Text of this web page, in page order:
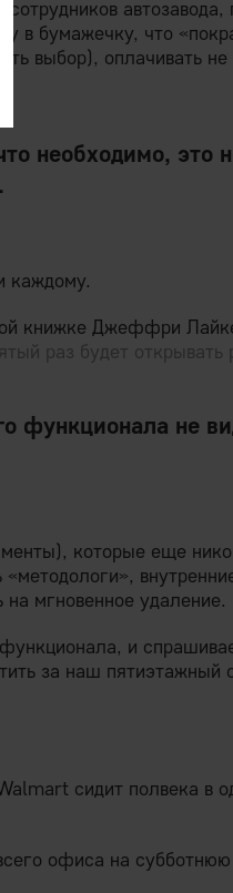
сотрудников
в бумажечку, что
выбор), оплачивать не
необходимо, это
каждому.
книжке Джеффри
раз будет открывать
функционала не
которые еще
мгновенное удаление.
и
за наш пятиэтажный
сидит полвека в
офиса на